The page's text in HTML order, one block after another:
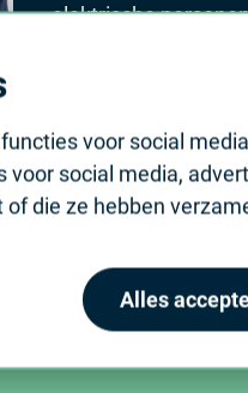
voor social
social media,
die ze hebben
Alles
elektrische